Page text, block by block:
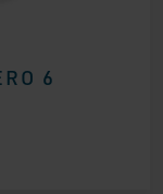
6